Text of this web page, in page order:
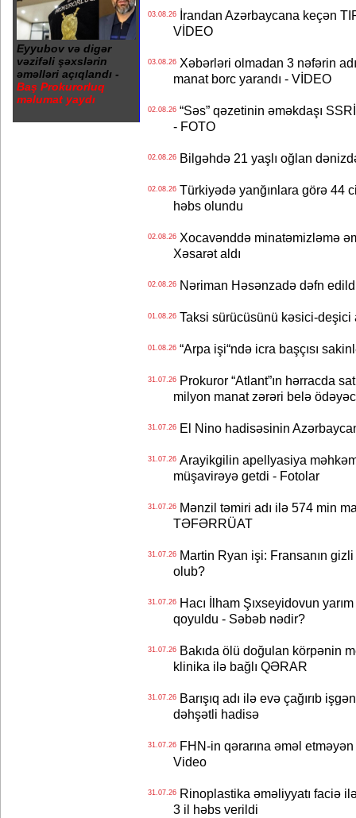
Eyyubov və digər
vəzifəli şəxslərin
əməlləri açıqlandı -
Baş Prokurorluq
məlumat yaydı
03.08.26İrandan Azərbaycana keçən
VİDEO
03.08.26Xəbərləri olmadan 3 nəfərin
manat borc yarandı - VİDEO
02.08.26“Səs” qəzetinin əməkdaşı
- FOTO
02.08.26Bilgəhdə 21 yaşlı oğlan
02.08.26Türkiyədə yanğınlara görə 44
həbs olundu
02.08.26Xocavənddə minatəmizləmə
Xəsarət aldı
02.08.26Nəriman Həsənzadə dəfn
01.08.26Taksi sürücüsünü kəsici-deşici
01.08.26“Arpa işi“ndə icra başçısı
31.07.26Prokuror “Atlant”ın hərracda
milyon manat zərəri belə
31.07.26El Nino hadisəsinin
31.07.26Arayikgilin apellyasiya
müşavirəyə getdi - Fotolar
31.07.26Mənzil təmiri adı ilə 574 min
TƏFƏRRÜAT
31.07.26Martin Ryan işi: Fransanın gizli
olub?
31.07.26Hacı İlham Şıxseyidovun
qoyuldu - Səbəb nədir?
31.07.26Bakıda ölü doğulan körpənin
klinika ilə bağlı QƏRAR
31.07.26Barışıq adı ilə evə çağırıb
dəhşətli hadisə
31.07.26FHN-in qərarına əməl
Video
31.07.26Rinoplastika əməliyyatı faciə
3 il həbs verildi